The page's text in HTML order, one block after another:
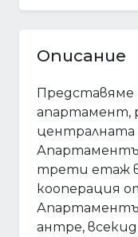
Описание
апартамент,
централната
трети етаж
кооперация
антре,